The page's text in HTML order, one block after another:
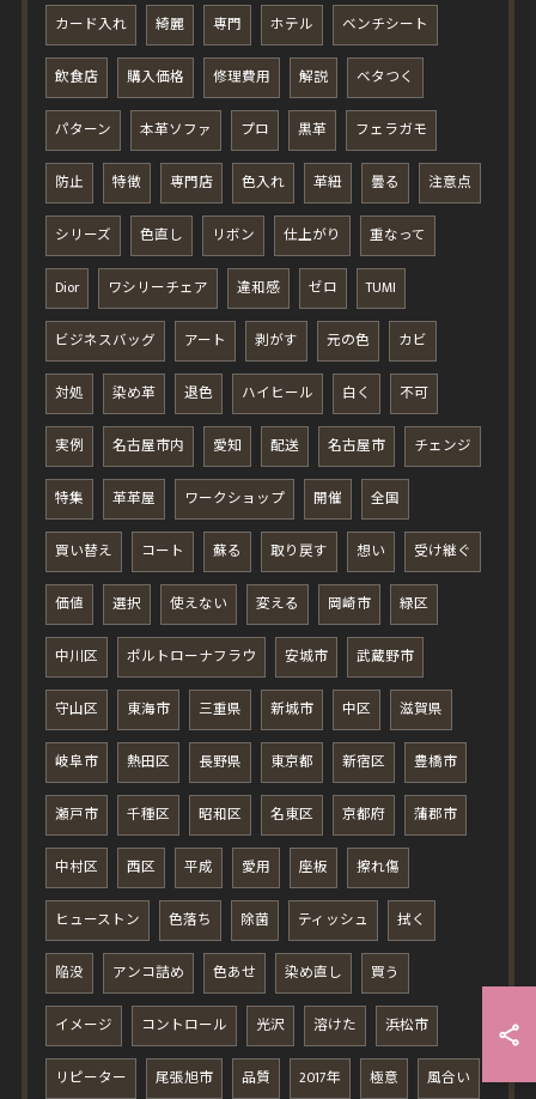
カード入れ 綺麗 専門 ホテル ベンチシート
飲食店 購入価格 修理費用 解説 ベタつく
パターン 本革ソファ プロ 黒革 フェラガモ
防止 特徴 専門店 色入れ 革紐 曇る 注意点
シリーズ 色直し リボン 仕上がり 重なって
Dior ワシリーチェア 違和感 ゼロ TUMI
ビジネスバッグ アート 剥がす 元の色 カビ
対処 染め革 退色 ハイヒール 白く 不可
実例 名古屋市内 愛知 配送 名古屋市 チェンジ
特集 革革屋 ワークショップ 開催 全国
買い替え コート 蘇る 取り戻す 想い 受け継ぐ
価値 選択 使えない 変える 岡崎市 緑区
中川区 ポルトローナフラウ 安城市 武蔵野市
守山区 東海市 三重県 新城市 中区 滋賀県
岐阜市 熱田区 長野県 東京都 新宿区 豊橋市
瀬戸市 千種区 昭和区 名東区 京都府 蒲郡市
中村区 西区 平成 愛用 座板 擦れ傷
ヒューストン 色落ち 除菌 ティッシュ 拭く
陥没 アンコ詰め 色あせ 染め直し 買う
イメージ コントロール 光沢 溶けた 浜松市
リピーター 尾張旭市 品質 2017年 極意 風合い